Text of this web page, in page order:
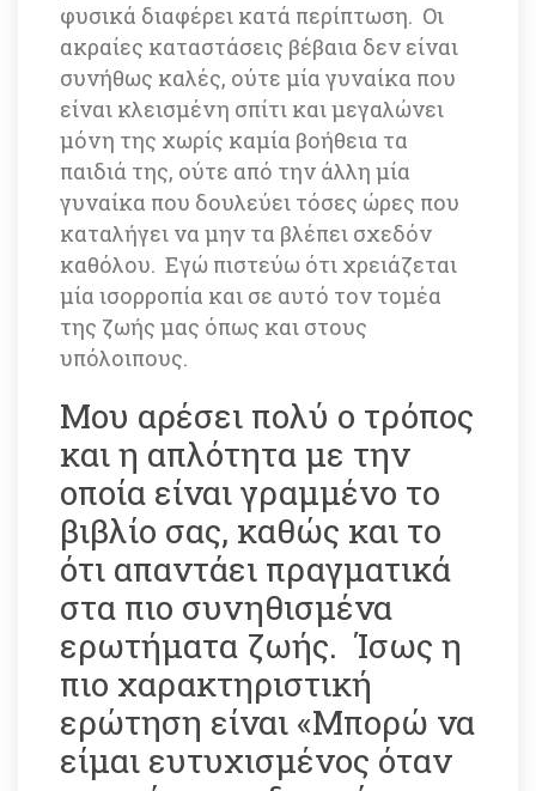
φυσικά διαφέρει κατά περίπτωση. Οι
ακραίες καταστάσεις βέβαια δεν είναι
συνήθως καλές, ούτε μία γυναίκα που
είναι κλεισμένη σπίτι και μεγαλώνει
μόνη της χωρίς καμία βοήθεια τα
παιδιά της, ούτε από την άλλη μία
γυναίκα που δουλεύει τόσες ώρες που
καταλήγει να μην τα βλέπει σχεδόν
καθόλου. Εγώ πιστεύω ότι χρειάζεται
μία ισορροπία και σε αυτό τον τομέα
της ζωής μας όπως και στους
υπόλοιπους.
Μου αρέσει πολύ ο τρόπος
και η απλότητα με την
οποία είναι γραμμένο το
βιβλίο σας, καθώς και το
ότι απαντάει πραγματικά
στα πιο συνηθισμένα
ερωτήματα ζωής. Ίσως η
πιο χαρακτηριστική
ερώτηση είναι «Μπορώ να
είμαι ευτυχισμένος όταν